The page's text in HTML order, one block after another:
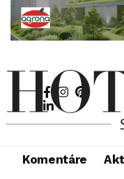
Komentáre